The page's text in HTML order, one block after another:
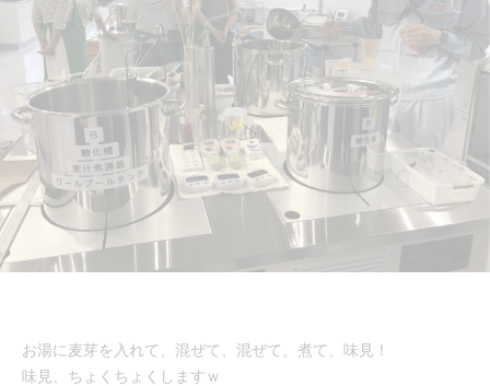
お湯に麦芽を入れて、混ぜて、混ぜて、煮て、味見！
味見、ちょくちょくしますｗ